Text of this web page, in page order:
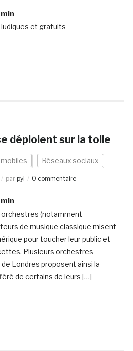
min
et gratuits
déploient sur la toile
Réseaux sociaux
par pyl 0 commentaire
min
(notamment
de musique classique misent
pour toucher leur public et
Plusieurs orchestres
Londres proposent ainsi la
de certains de leurs […]